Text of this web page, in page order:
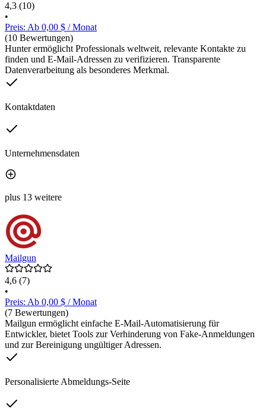
4,3 (10)
•
Preis: Ab 0,00 $ / Monat
(10 Bewertungen)
Hunter ermöglicht Professionals weltweit, relevante Kontakte zu
finden und E-Mail-Adressen zu verifizieren. Transparente
Datenverarbeitung als besonderes Merkmal.
Kontaktdaten
Unternehmensdaten
plus 13 weitere
Mailgun
4,6 (7)
•
Preis: Ab 0,00 $ / Monat
(7 Bewertungen)
Mailgun ermöglicht einfache E-Mail-Automatisierung für
Entwickler, bietet Tools zur Verhinderung von Fake-Anmeldungen
und zur Bereinigung ungültiger Adressen.
Personalisierte Abmeldungs-Seite